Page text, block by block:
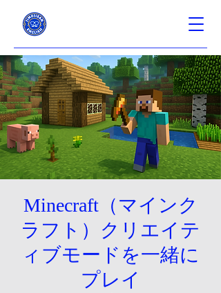
Minecraft（マインク
ラフト）クリエイテ
ィブモードを一緒に
プレイ